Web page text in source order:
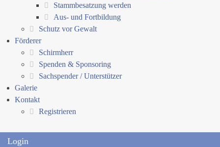
Stammbesatzung werden
Aus- und Fortbildung
Schutz vor Gewalt
Förderer
Schirmherr
Spenden & Sponsoring
Sachspender / Unterstützer
Galerie
Kontakt
Registrieren
Login